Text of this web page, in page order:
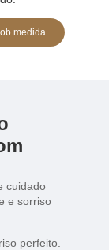
medida
cuidado
e sorriso
perfeito.